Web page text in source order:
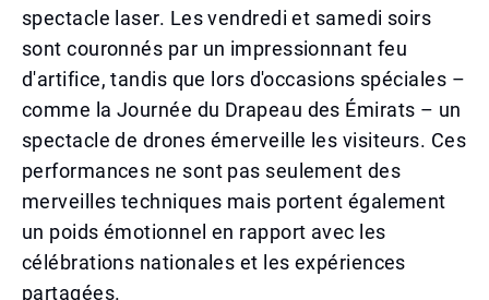
spectacle laser. Les vendredi et samedi soirs
sont couronnés par un impressionnant feu
d'artifice, tandis que lors d'occasions spéciales –
comme la Journée du Drapeau des Émirats – un
spectacle de drones émerveille les visiteurs. Ces
performances ne sont pas seulement des
merveilles techniques mais portent également
un poids émotionnel en rapport avec les
célébrations nationales et les expériences
partagées.